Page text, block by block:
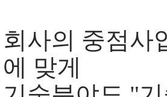
회사의 중점사
에 맞게